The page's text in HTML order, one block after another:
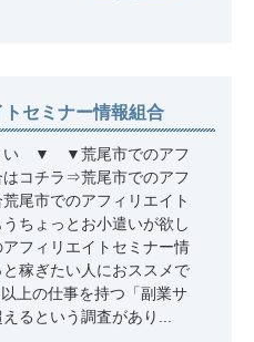
セミナー情報組合
い ▼ ▼荒尾市でのアフ
はコチラ⇒荒尾市でのアフ
尾市でのアフィリエイト
ちょっとお小遣いが欲し
フィリエイトセミナー情
稼ぎたい人におススメで
上の仕事を持つ「副業サ
るという調査があり...